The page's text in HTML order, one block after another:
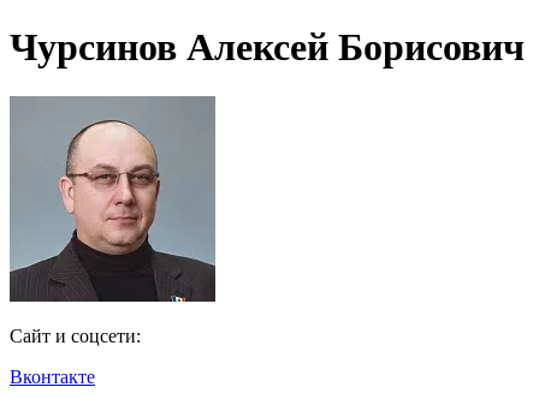
Чурсинов Алексей Борисович
Сайт и соцсети:
Вконтакте